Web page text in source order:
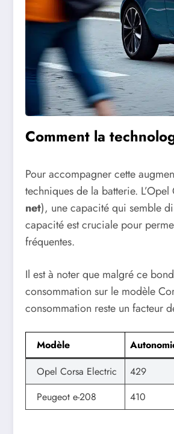
Comment la
Pour accompagner cette
techniques de la batterie.
net), une capacité qui semble
capacité est cruciale pour
fréquentes.
Il est à noter que malgré ce
consommation sur le modèle
consommation reste un facteur
Modèle
Opel Corsa Electric
429
Peugeot e-208
410